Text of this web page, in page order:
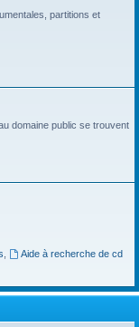
partitions et
domaine public se trouvent
Aide à recherche de cd